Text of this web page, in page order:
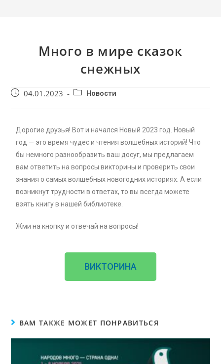
Много в мире сказок
снежных
04.01.2023 Новости
Дорогие друзья! Вот и начался Новый 2023 год. Новый
год — это время чудес и чтения волшебных историй! Что
бы немного разнообразить ваш досуг, мы предлагаем
вам ответить на вопросы викторины и проверить свои
знания о самых волшебных новогодних историях. А если
возникнут трудности в ответах, то вы всегда можете
взять книгу в нашей библиотеке.
Жми на кнопку и отвечай на вопросы!
ВИКТОРИНА
ВАМ ТАКЖЕ МОЖЕТ ПОНРАВИТЬСЯ